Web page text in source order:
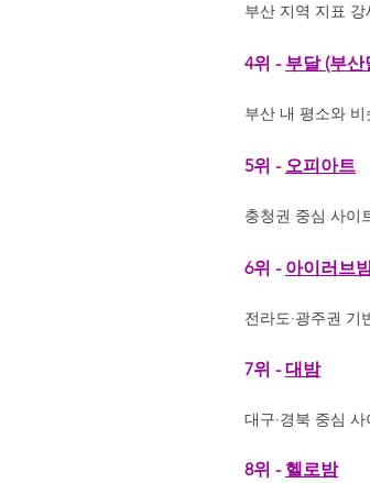
부산 지역 지표
4위 - 부달 (부산
부산 내 평소와
5위 - 오피아트
충청권 중심 사이
6위 - 아이러브
전라도·광주권
7위 -대밤
대구·경북 중심
8위 - 헬로밤